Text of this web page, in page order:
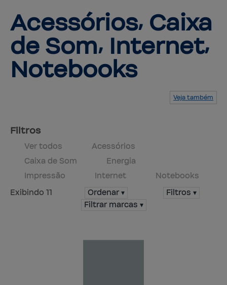
Acessórios⸴ Caixa
de Som⸴ Internet⸴
Notebooks
Veja também
Filtros
Ver todos
Acessórios
Caixa de Som
Energia
Impressão
Internet
Notebooks
Exibindo 11
Ordenar ▾
Filtros ▾
Filtrar marcas ▾